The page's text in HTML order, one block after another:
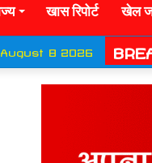
खास रिपोर्ट खेल
8 2026